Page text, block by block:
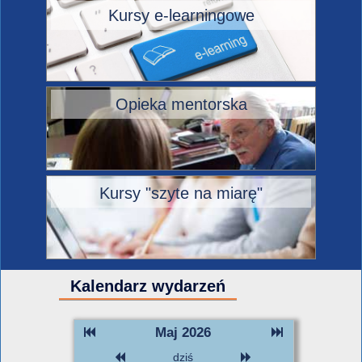
Kursy e-learningowe
Opieka mentorska
Kursy "szyte na miarę"
Kalendarz wydarzeń
Maj 2026
dziś